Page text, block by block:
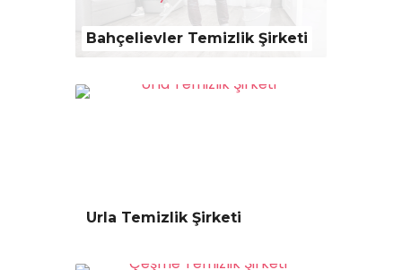
Bahçelievler Temizlik Şirketi
Urla Temizlik Şirketi